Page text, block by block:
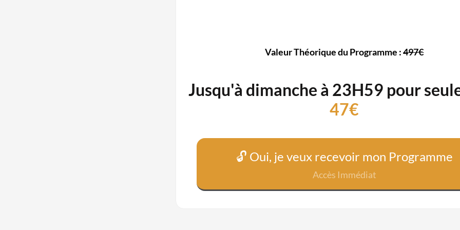
Valeur Théorique du Programme :497€
Jusqu'à dimanche à 23H59 pour
47€
🔓 Oui, je veux recevoir mon Programme
Accès Immédiat